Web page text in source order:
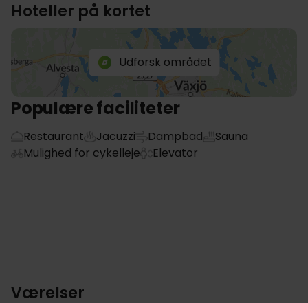
Hoteller på kortet
Udforsk området
Populære faciliteter
Restaurant Jacuzzi Dampbad
Sauna
Mulighed for cykelleje
Elevator
Værelser